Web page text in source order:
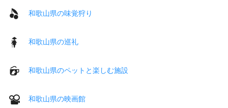
和歌山県の味覚狩り
和歌山県の巡礼
和歌山県のペットと楽しむ施設
和歌山県の映画館